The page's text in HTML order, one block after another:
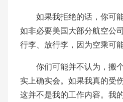
如果我拒绝的话，你可能
如非必要美国大部分航空公
行李、放行李，因为空乘可
你们可能并不认为，搬个
实上确实会。如果我真的受
这并不是我的工作内容。我